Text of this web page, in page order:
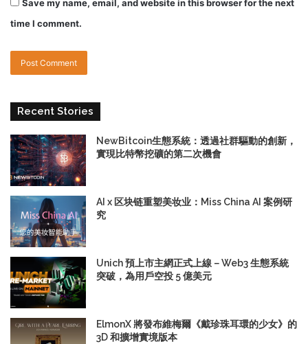
Save my name, email, and website in this browser for the next
time I comment.
Recent Stories
NewBitcoin生態系統：透過社群驅動的創新，
實現比特幣挖礦的第二次機會
AI x 区块链重塑美妆业：Miss China AI 案例研
究
Unich 預上市主網正式上線－Web3 生態系統
突破，為用戶空投 5 億美元
ElmonX 將發布維梅爾《戴珍珠耳環的少女》的
3D 和擴增實境版本